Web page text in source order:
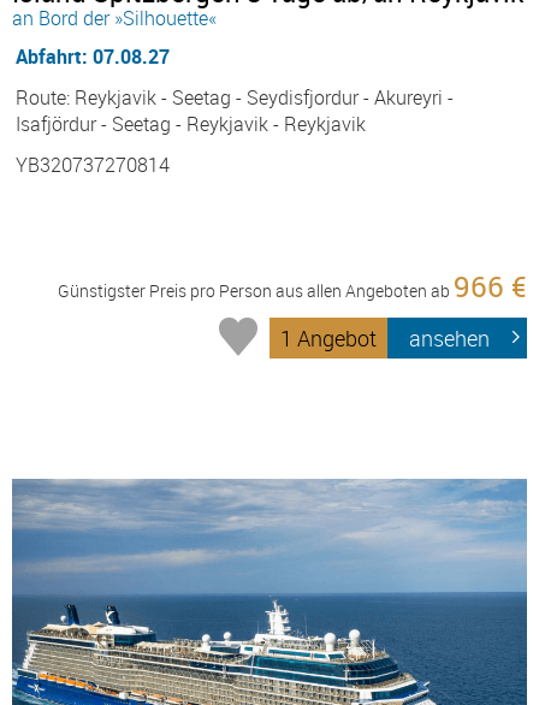
an Bord der »Silhouette«
Abfahrt: 07.08.27
Route: Reykjavik - Seetag - Seydisfjordur - Akureyri -
Isafjördur - Seetag - Reykjavik - Reykjavik
YB320737270814
Günstigster Preis pro Person aus allen Angeboten ab 966 €
1 Angebot ansehen